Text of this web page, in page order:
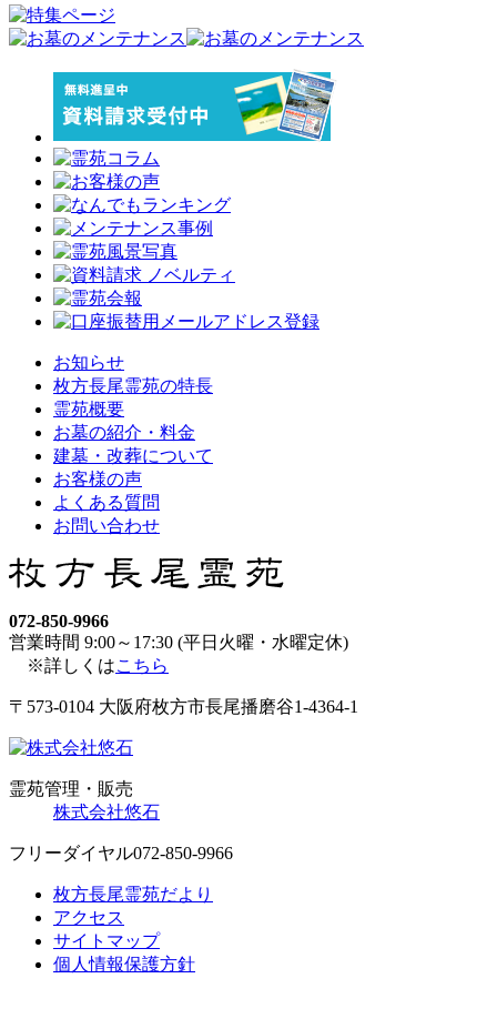
お知らせ
枚方長尾霊苑の特長
霊苑概要
お墓の紹介・料金
建墓・改葬について
お客様の声
よくある質問
お問い合わせ
072-850-9966
営業時間 9:00～17:30 (平日火曜・水曜定休)
※詳しくはこちら
〒573-0104 大阪府枚方市長尾播磨谷1-4364-1
霊苑管理・販売
株式会社悠石
フリーダイヤル072-850-9966
枚方長尾霊苑だより
アクセス
サイトマップ
個人情報保護方針